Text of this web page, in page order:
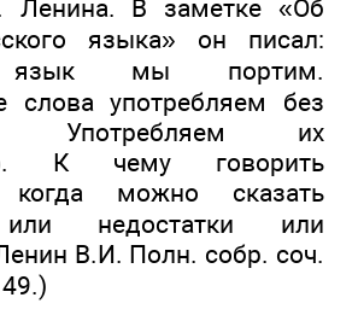
Ленина. В заметке «Об
языка» он писал:
язык мы портим.
слова употребляем без
Употребляем их
К чему говорить
когда можно сказать
недостатки или
В.И. Полн. собр. соч.